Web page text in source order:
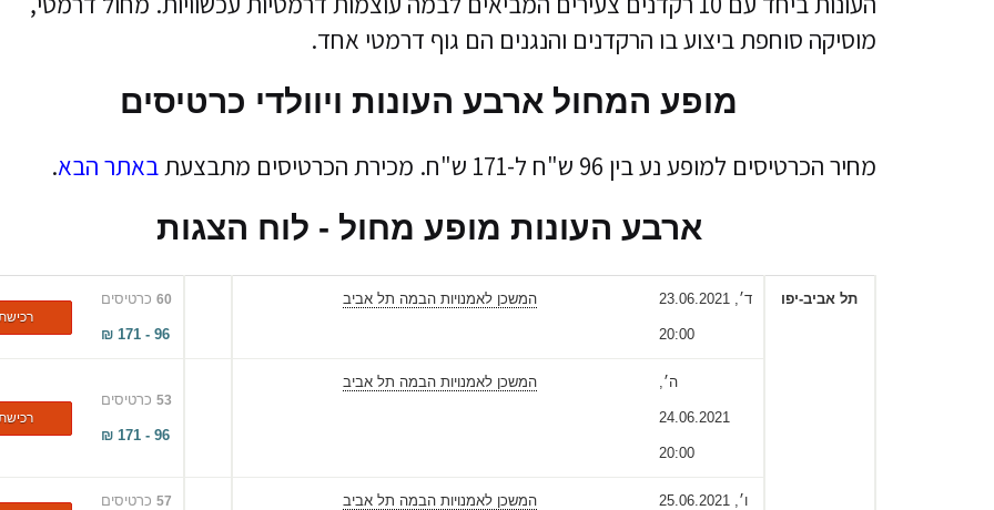
מוסיקה סוחפת ביצוע בו הרקדנים והנגנים הם גוף דרמטי אחד.
מופע המחול ארבע העונות ויוולדי כרטיסים
מחיר הכרטיסים למופע נע בין 96 ש"ח ל-171 ש"ח. מכירת הכרטיסים מתבצעת באתר הבא.
ארבע העונות מופע מחול - לוח הצגות
תל אביב-יפו ד׳, 23.06.2021
20:00
המשכן לאמנויות הבמה תל אביב 60 כרטיסים
96
-
171
₪
ה׳,
24.06.2021
20:00
המשכן לאמנויות הבמה תל אביב
53 כרטיסים
96
-
171
₪
ו׳, 25.06.2021 המשכן לאמנויות הבמה תל אביב 57 כרטיסים